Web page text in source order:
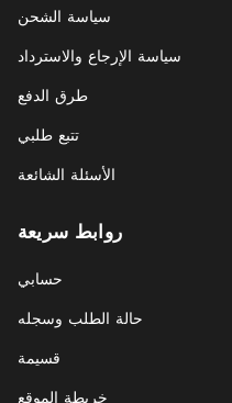
سياسة الشحن
سياسة الإرجاع والاسترداد
طرق الدفع
تتبع طلبي
الأسئلة الشائعة
روابط سريعة
حسابي
حالة الطلب وسجله
قسيمة
خريطة الموقع